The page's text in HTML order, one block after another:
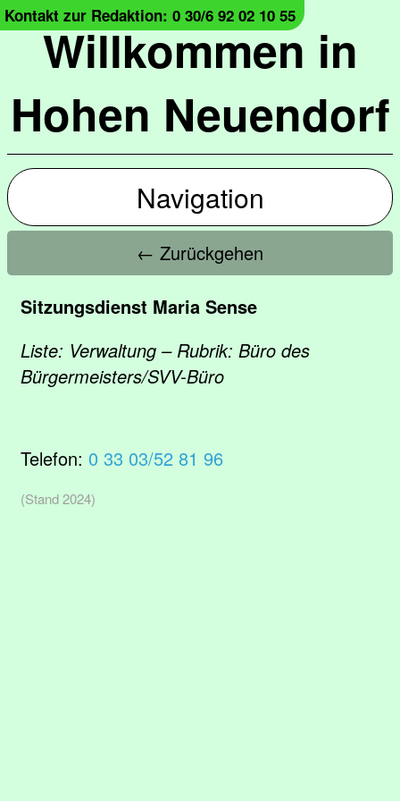
Willkommen in
Hohen Neuendorf
Kontakt zur Redaktion: 0 30/6 92 02 10 55
Navigation
← Zurückgehen
Sitzungsdienst Maria Sense
Liste: Verwaltung – Rubrik: Büro des
Bürgermeisters/SVV-Büro
Telefon: 0 33 03/52 81 96
(Stand 2024)